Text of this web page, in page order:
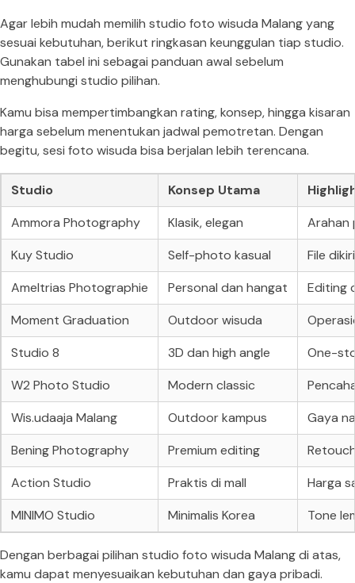
Agar lebih mudah memilih studio foto wisuda Malang yang
sesuai kebutuhan, berikut ringkasan keunggulan tiap studio.
Gunakan tabel ini sebagai panduan awal sebelum
menghubungi studio pilihan.
Kamu bisa mempertimbangkan rating, konsep, hingga kisaran
harga sebelum menentukan jadwal pemotretan. Dengan
begitu, sesi foto wisuda bisa berjalan lebih terencana.
Studio Konsep Utama
Ammora Photography
Klasik, elegan
Arahan
Kuy Studio
Self-photo kasual
File
Ameltrias Photographie
Personal dan hangat
Editing
Moment Graduation
Outdoor wisuda
Studio 8
3D dan high angle
One-
W2 Photo Studio
Modern classic
Wis.udaaja Malang
Outdoor kampus
Gaya
Bening Photography
Premium editing
Action Studio
Praktis di mall
Harga
MINIMO Studio
Minimalis Korea Tone
Dengan berbagai pilihan studio foto wisuda Malang di atas,
kamu dapat menyesuaikan kebutuhan dan gaya pribadi.